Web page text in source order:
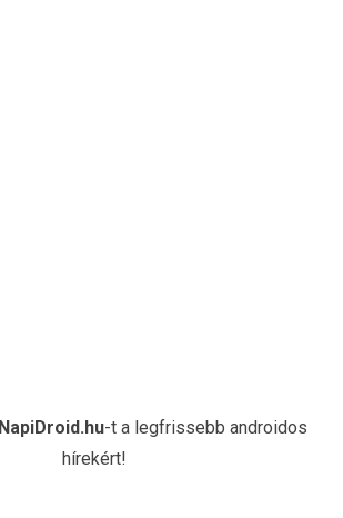
NapiDroid.hu-t a legfrissebb androidos
hírekért!